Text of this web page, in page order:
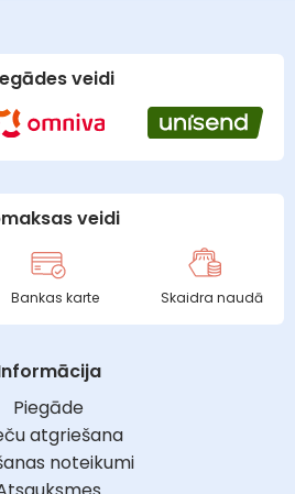
veidi
veidi
Bankas karte Skaidra naudā
Piegāde
atgriešana
noteikumi